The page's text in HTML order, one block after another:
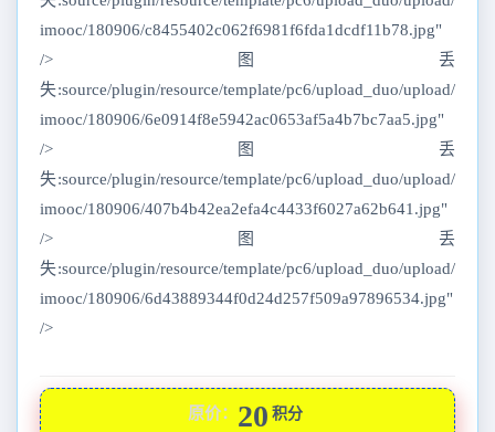
imooc/180906/c8455402c062f6981f6fda1dcdf11b78.jpg"
/>图丢
失:source/plugin/resource/template/pc6/upload_duo/upload/
imooc/180906/6e0914f8e5942ac0653af5a4b7bc7aa5.jpg"
/>图丢
失:source/plugin/resource/template/pc6/upload_duo/upload/
imooc/180906/407b4b42ea2efa4c4433f6027a62b641.jpg"
/>图丢
失:source/plugin/resource/template/pc6/upload_duo/upload/
imooc/180906/6d43889344f0d24d257f509a97896534.jpg"
/>
原价： 20 积分